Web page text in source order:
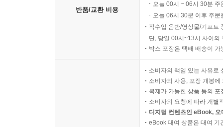
반품/교환 비용
오늘 00시 ~ 06시 30분
오늘 06시 30분 이후 주
직수입 음반/영상물/기프트
단, 당일 00시~13시 사이의
박스 포장은 택배 배송이
소비자의 책임 있는 사유로
소비자의 사용, 포장 개봉
복제가 가능한 상품 등의
소비자의 요청에 따라 개별
디지털 컨텐츠인 eBook,
eBook 대여 상품은 대여 기